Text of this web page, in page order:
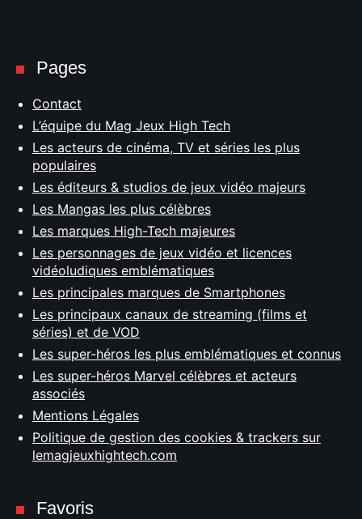
Pages
Contact
L’équipe du Mag Jeux High Tech
Les acteurs de cinéma, TV et séries les plus
populaires
Les éditeurs & studios de jeux vidéo majeurs
Les Mangas les plus célèbres
Les marques High-Tech majeures
Les personnages de jeux vidéo et licences
vidéoludiques emblématiques
Les principales marques de Smartphones
Les principaux canaux de streaming (films et
séries) et de VOD
Les super-héros les plus emblématiques et connus
Les super-héros Marvel célèbres et acteurs
associés
Mentions Légales
Politique de gestion des cookies & trackers sur
lemagjeuxhightech.com
Favoris